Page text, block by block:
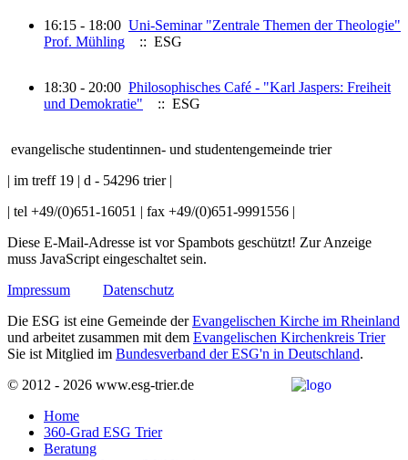
16:15 - 18:00 Uni-Seminar "Zentrale Themen der Theologie"
Prof. Mühling
:: ESG
18:30 - 20:00 Philosophisches Café - "Karl Jaspers: Freiheit
und Demokratie"
:: ESG
evangelische studentinnen- und studentengemeinde trier
| im treff 19 | d - 54296 trier |
| tel +49/(0)651-16051 | fax +49/(0)651-9991556 |
Diese E-Mail-Adresse ist vor Spambots geschützt! Zur Anzeige
muss JavaScript eingeschaltet sein.
Impressum
Datenschutz
Die ESG ist eine Gemeinde derEvangelischen Kirche im Rheinland
und arbeitet zusammen mit dem Evangelischen Kirchenkreis Trier
Sie ist Mitglied im Bundesverband der ESG'n in Deutschland.
© 2012 - 2026 www.esg-trier.de
Home
360-Grad ESG Trier
Beratung